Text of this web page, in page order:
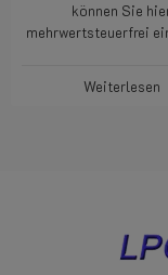
können Sie
mehrwertsteuerfrei
Weiterlesen